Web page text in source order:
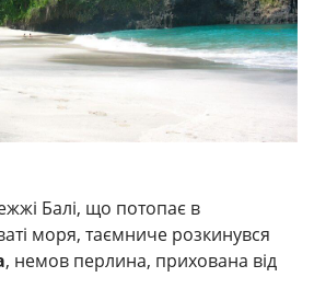
Балі, що потопає в
моря, таємниче розкинувся
, немов перлина, прихована від